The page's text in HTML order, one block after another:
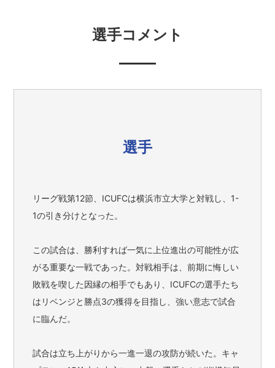
選手コメント
選手
リーグ戦第12節、ICUFCは横浜市立大学と対戦し、1-
1の引き分けとなった。
この試合は、勝利すれば一気に上位進出の可能性が広
がる重要な一戦であった。対戦相手は、前期に悔しい
敗戦を喫した因縁の相手でもあり、ICUFCの選手たち
はリベンジと勝点3の獲得を目指し、強い意志で試合
に臨んだ。
試合は立ち上がりから一進一退の攻防が続いた。キャ